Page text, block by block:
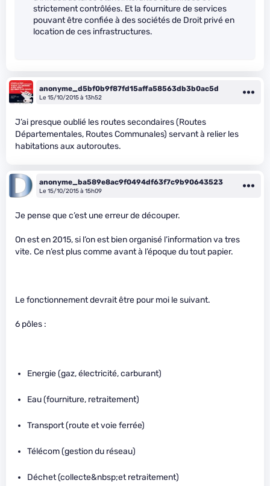
strictement contrôlées. Et la fourniture de services
pouvant être confiée à des sociétés de Droit privé en
location de ces infrastructures.
anonyme_d5bf0b9f87fd15affa58563db3b0ac5d
Le 15/10/2015 à 13h52
J’ai presque oublié les routes secondaires (Routes
Départementales, Routes Communales) servant à relier les
habitations aux autoroutes.
anonyme_ba589e8ac9f0494df63f7c9b90643523
Le 15/10/2015 à 15h09
Je pense que c’est une erreur de découper.
On est en 2015, si l’on est bien organisé l’information va tres
vite. Ce n’est plus comme avant à l’époque du tout papier.
Le fonctionnement devrait être pour moi le suivant.
6 pôles :
Energie (gaz, électricité, carburant)
Eau (fourniture, retraitement)
Transport (route et voie ferrée)
Télécom (gestion du réseau)
Déchet (collecte&nbsp;et retraitement)